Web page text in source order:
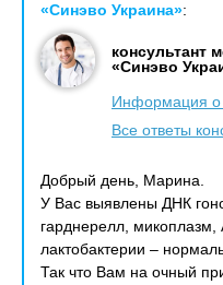
«Синэво Украина»:
консультант
«Синэво
Информация о
Все ответы
Добрый день, Марина.
У Вас выявлены ДНК
гарднерелл,
лактобактерии –
Так что Вам на очный